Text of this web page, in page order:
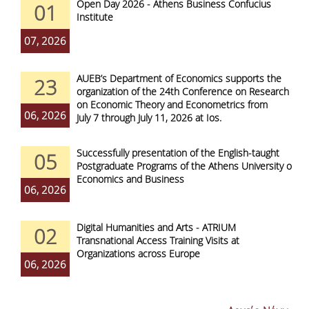
01
07, 2026
Open Day 2026 - Athens Business Confucius
Institute
23
06, 2026
AUEB’s Department of Economics supports the
organization of the 24th Conference on Research
on Economic Theory and Econometrics from
July 7 through July 11, 2026 at Ios.
05
06, 2026
Successfully presentation of the English-taught
Postgraduate Programs of the Athens University of
Economics and Business
02
06, 2026
Digital Humanities and Arts - ATRIUM
Transnational Access Training Visits at
Organizations across Europe